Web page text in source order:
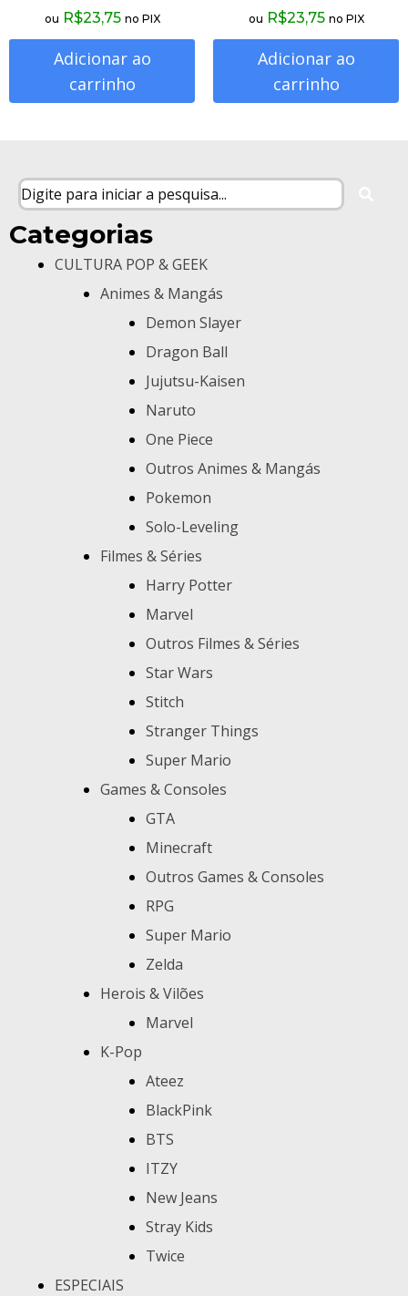
ou R$23,75 no PIX
Adicionar ao
carrinho
ou R$23,75 no PIX
Adicionar ao
carrinho
Categorias
CULTURA POP & GEEK
Animes & Mangás
Demon Slayer
Dragon Ball
Jujutsu-Kaisen
Naruto
One Piece
Outros Animes & Mangás
Pokemon
Solo-Leveling
Filmes & Séries
Harry Potter
Marvel
Outros Filmes & Séries
Star Wars
Stitch
Stranger Things
Super Mario
Games & Consoles
GTA
Minecraft
Outros Games & Consoles
RPG
Super Mario
Zelda
Herois & Vilões
Marvel
K-Pop
Ateez
BlackPink
BTS
ITZY
New Jeans
Stray Kids
Twice
ESPECIAIS